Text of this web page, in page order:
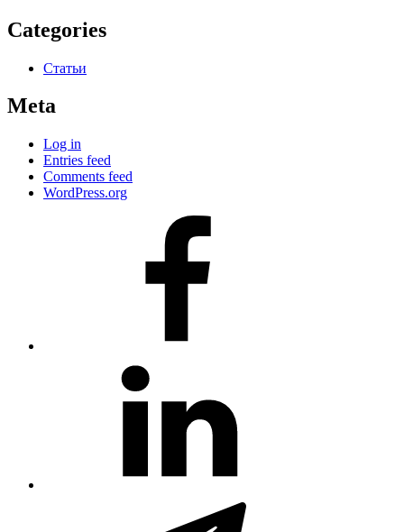
Categories
Статьи
Meta
Log in
Entries feed
Comments feed
WordPress.org